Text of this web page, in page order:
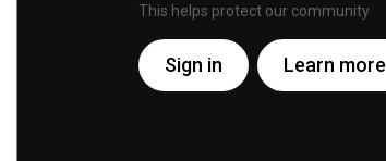
This helps protect our community
Sign in Learn more